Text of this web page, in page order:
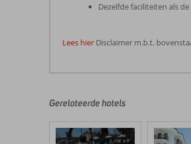
Dezelfde faciliteiten als
Lees hier Disclaimer m.b.t.
door
klanten
geschreven
Gerelateerde hotels